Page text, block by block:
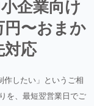
企業向け
円〜おまか
対応
作したい」というご相
を、最短翌営業日でご